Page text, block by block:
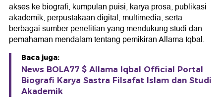
akses ke biografi, kumpulan puisi, karya prosa, publikasi
akademik, perpustakaan digital, multimedia, serta
berbagai sumber penelitian yang mendukung studi dan
pemahaman mendalam tentang pemikiran Allama Iqbal.
Baca juga:
News BOLA77 $ Allama Iqbal Official Portal
Biografi Karya Sastra Filsafat Islam dan Studi
Akademik